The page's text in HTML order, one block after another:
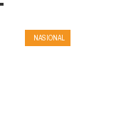
NASIONAL